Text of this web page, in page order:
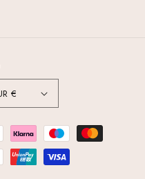
Portugal | EUR €